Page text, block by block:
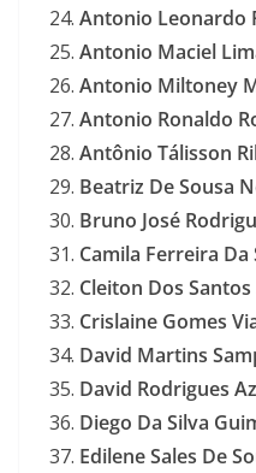
Antonio Leonardo
Antonio Maciel
Antonio Miltoney
Antonio Ronaldo
Antônio Tálisson
Beatriz De Sousa
Bruno José
Camila Ferreira Da
Cleiton Dos Santos
Crislaine Gomes
David Martins
David Rodrigues
Diego Da Silva
Edilene Sales De